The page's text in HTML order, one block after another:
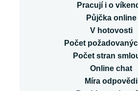
Pracují i o
Půjčka online
V hotovosti
Počet
Počet stran
Online chat
Míra odpovědi